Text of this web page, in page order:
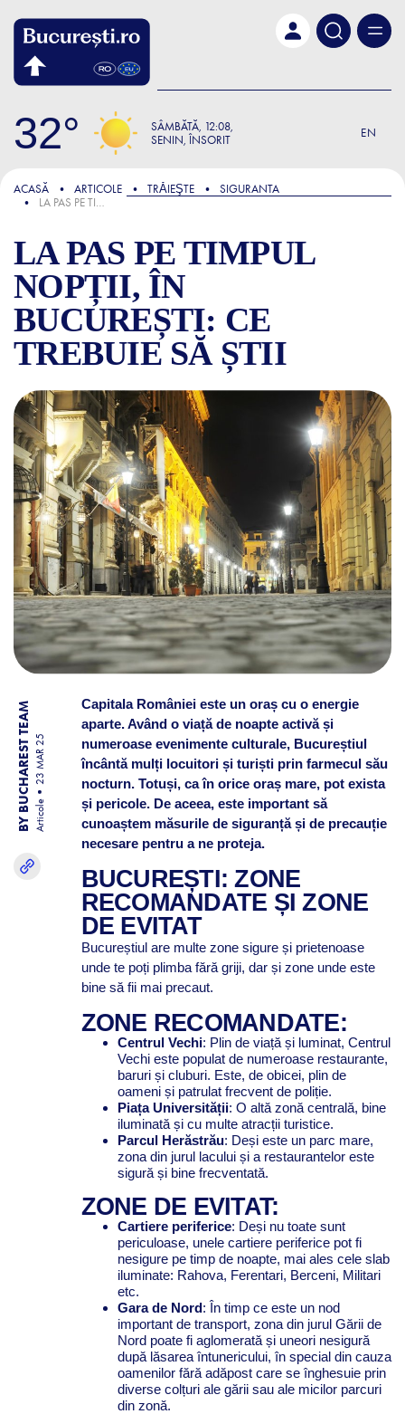
32 SÂMBĂTĂ 12:08
SENIN, ÎNSORIT
EN
FOCUS
ACASĂ ARTICOLE TRǍIEŞTE
SIGURANTA
LA PAS PE TIMPUL NOPȚII, ÎN BUCUREȘTI: CE TREBUIE SĂ ȘTII
LA PAS PE TIMPUL
NOPȚII, ÎN
BUCUREȘTI: CE
TREBUIE SĂ ȘTII
LA PAS PE TIMPUL NOPȚII,
BY BUCHAREST TEAM Articole
23 MAR 25
Capitala României este un oraș cu o energie
aparte. Având o viață de noapte activă și
numeroase evenimente culturale, Bucureștiul
încântă mulți locuitori și turiști prin farmecul său
nocturn. Totuși, ca în orice oraș mare, pot exista
și pericole. De aceea, este important să
cunoaștem măsurile de siguranță și de precauție
necesare pentru a ne proteja.
BUCUREȘTI: ZONE
RECOMANDATE ȘI ZONE
DE EVITAT
Bucureștiul are multe zone sigure și prietenoase
unde te poți plimba fără griji, dar și zone unde este
bine să fii mai precaut.
ZONE RECOMANDATE:
Centrul Vechi: Plin de viață și luminat, Centrul
Vechi este populat de numeroase restaurante,
baruri și cluburi. Este, de obicei, plin de
oameni și patrulat frecvent de poliție.
Piața Universității: O altă zonă centrală, bine
iluminată și cu multe atracții turistice.
Parcul Herăstrău: Deși este un parc mare,
zona din jurul lacului și a restaurantelor este
sigură și bine frecventată.
ZONE DE EVITAT:
Cartiere periferice: Deși nu toate sunt
periculoase, unele cartiere periferice pot fi
nesigure pe timp de noapte, mai ales cele slab
iluminate: Rahova, Ferentari, Berceni, Militari
etc.
Gara de Nord: În timp ce este un nod
important de transport, zona din jurul Gării de
Nord poate fi aglomerată și uneori nesigură
după lăsarea întunericului, în special din cauza
oamenilor fără adăpost care se înghesuie prin
diverse colțuri ale gării sau ale micilor parcuri
din zonă.